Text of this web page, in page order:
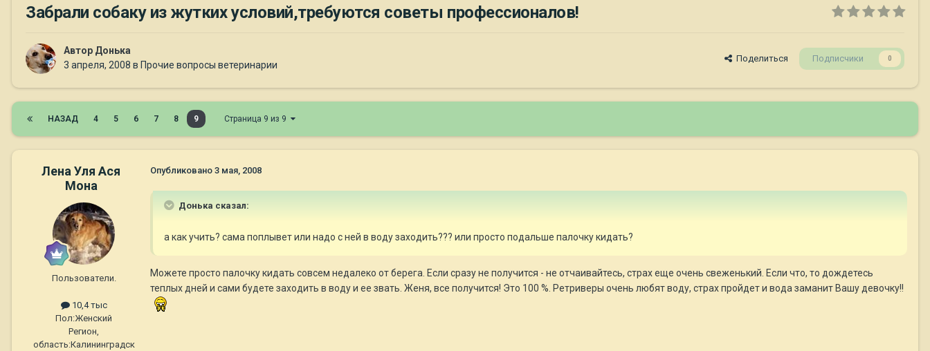
Забрали собаку из жутких условий,требуются советы профессионалов!
Автор Донька
3 апреля, 2008 в Прочие вопросы ветеринарии
Поделиться Подписчики 0
НАЗАД 4 5 6 7 8 9 Страница 9 из 9
Лена Уля Ася
Мона
Пользователи.
10,4 тыс
Пол:Женский
Регион,
область:Калининградск
Опубликовано 3 мая, 2008
Донька сказал:
а как учить? сама поплывет или надо с ней в воду заходить??? или просто подальше палочку кидать?
Можете просто палочку кидать совсем недалеко от берега. Если сразу не получится - не отчаивайтесь, страх еще очень свеженький. Если что, то дождетесь
теплых дней и сами будете заходить в воду и ее звать. Женя, все получится! Это 100 %. Ретриверы очень любят воду, страх пройдет и вода заманит Вашу девочку!!